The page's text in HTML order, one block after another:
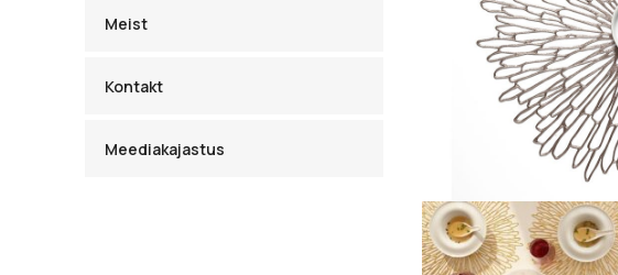
Meist
Kontakt
Meediakajastus